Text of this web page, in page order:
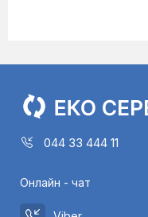
044 33 444 11
Онлайн - чат